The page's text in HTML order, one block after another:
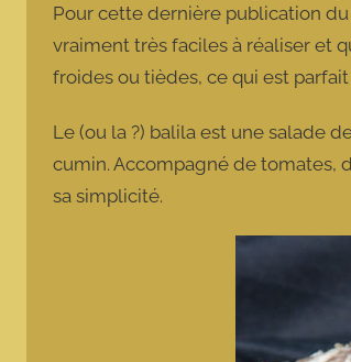
m
o
t
e
Pour cette dernière publication
vraiment très faciles à réaliser et
froides ou tièdes, ce qui est
Le (ou la ?) balila est une salade
cumin. Accompagné de tomates,
sa simplicité.